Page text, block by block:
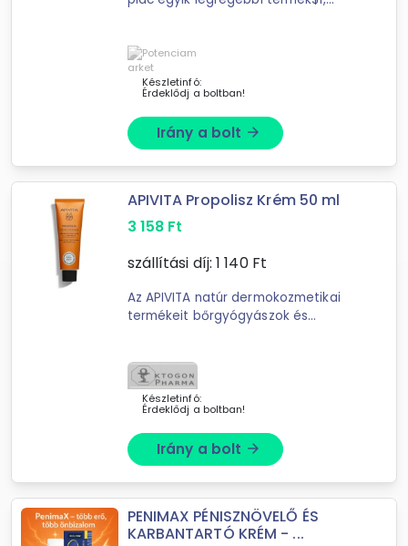
XXL krém követhető külsőleges
Készletinfó:
Érdeklődj a boltban!
Irány a bolt arrow_forward
APIVITA Propolisz Krém 50 ml
3 158 Ft
szállítási díj: 1 140Ft
Az APIVITA natúr dermokozmetikai
termékeit bőrgyógyászok és
eredmény felhasználásával
fejlesztették ...
Készletinfó:
Érdeklődj a boltban!
Irány a bolt arrow_forward
PENIMAX PÉNISZNÖVELŐ ÉS
KARBANTARTÓ KRÉM - ...